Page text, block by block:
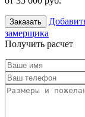
Заказать
замерщика
Получить расчет